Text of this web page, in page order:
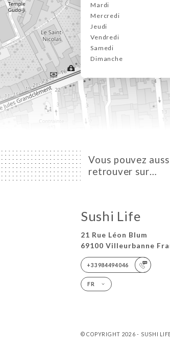
Mardi
Mercredi
Jeudi
Vendredi
Samedi
Dimanche
Vous pouvez
retrouver sur…
Sushi Life
21 Rue Léon Blum
69100 Villeurbanne
+33984494046
FR
© COPYRIGHT 2026 - SUSHI